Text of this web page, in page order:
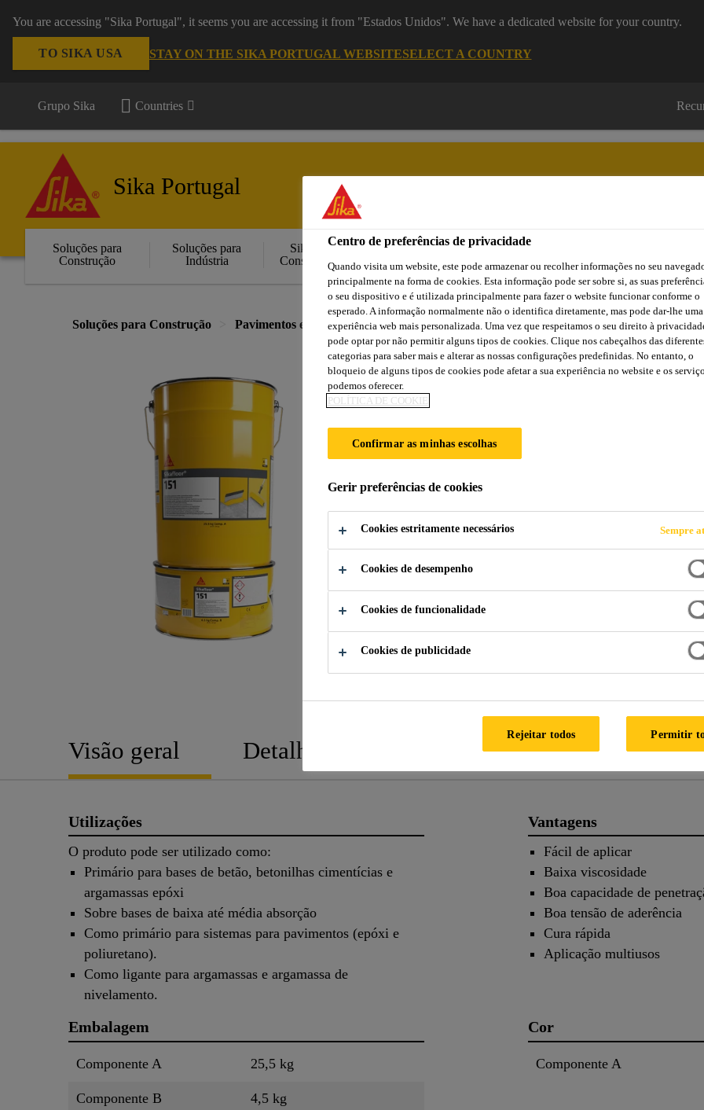
You are accessing "Sika Portugal", it seems you are accessing it from "Estados Unidos". We have a dedicated website for your country.
TO SIKA USA STAY ON THE SIKA PORTUGAL WEBSITESELECT A COUNTRY
Grupo Sika Countries
Sika Portugal
Soluções para
Construção
Soluções para
Indústria
Sika
Consigo
Cidade
Sika
Lojas /
Aplicadores Sika
Soluções para Construção Pavimentos e Paredes Edifícios Públicos e Residenciais Pavimentos em Resina
Sikafloor®-151
PRIMÁRIO DE EPÓXI, ARGAMASSA E
Sikafloor®-151 é uma resina epóxi de baixa
utilizada como primário, argamassa de nivelamento e
Baixa viscosidade
Visão geral Detalhes do produto Aplicação
Utilizações
O produto pode ser utilizado como:
Primário para bases de betão, betonilhas cimentícias e
argamassas epóxi
Sobre bases de baixa até média absorção
Como primário para sistemas para pavimentos (epóxi e
poliuretano).
Como ligante para argamassas e argamassa de
nivelamento.
Vantagens
Fácil de aplicar
Baixa viscosidade
Boa capacidade de
Boa tensão de aderência
Cura rápida
Aplicação multiusos
Embalagem
Componente A 25,5 kg
Componente B 4,5 kg
Cor
Componente A
Centro de preferências de privacidade
Quando visita um website, este pode armazenar ou recolher informações no seu
principalmente na forma de cookies. Esta informação pode ser sobre si, as suas
o seu dispositivo e é utilizada principalmente para fazer o website funcionar conforme o
esperado. A informação normalmente não o identifica diretamente, mas pode dar-lhe uma
experiência web mais personalizada. Uma vez que respeitamos o seu direito à
pode optar por não permitir alguns tipos de cookies. Clique nos cabeçalhos das
categorias para saber mais e alterar as nossas configurações predefinidas. No entanto, o
bloqueio de alguns tipos de cookies pode afetar a sua experiência no website e os
podemos oferecer.
POLÍTICA DE COOKIE
Confirmar as minhas escolhas
Gerir preferências de cookies
Cookies estritamente necessários Sempre
Cookies de desempenho
Cookies de funcionalidade
Cookies de publicidade
Rejeitar todos Permitir